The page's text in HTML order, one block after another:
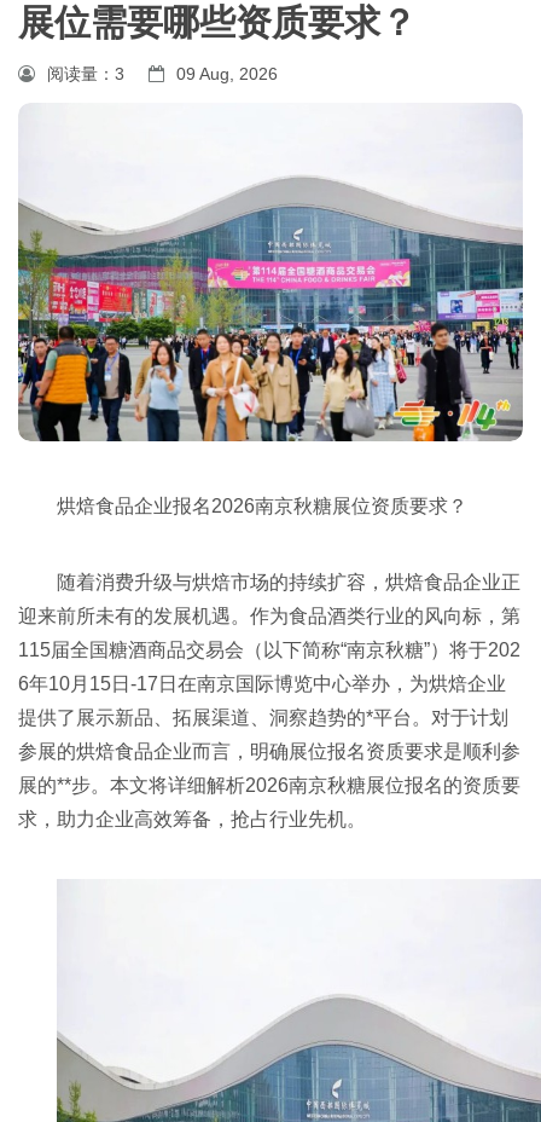
展位需要哪些资质要求？
阅读量： 3 09 Aug, 2026
烘焙食品企业报名2026南京秋糖展位资质要求？
随着消费升级与烘焙市场的持续扩容，烘焙食品企业正
迎来前所未有的发展机遇。作为食品酒类行业的风向标，第
115届全国糖酒商品交易会 （以下简称“南京秋糖”）将于202
6年10月15日-17日在南京国际博览中心举办，为烘焙企业
提供了展示新品、拓展渠道、洞察趋势的*平台。对于计划
参展的烘焙食品企业而言，明确展位报名资质要求是顺利参
展的**步。本文将详细解析2026南京秋糖展位报名的资质要
求，助力企业高效筹备，抢占行业先机。